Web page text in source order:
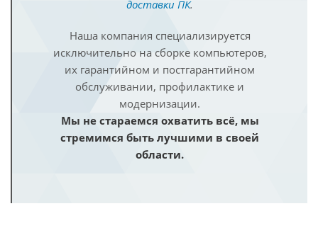
доставки ПК.
Наша компания специализируется
исключительно на сборке компьютеров,
их гарантийном и постгарантийном
обслуживании, профилактике и
модернизации.
Мы не стараемся охватить всё, мы
стремимся быть лучшими в своей
области.